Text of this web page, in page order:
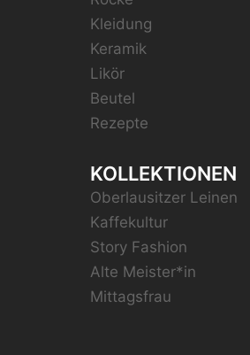
Kleidung
Keramik
Likör
Beutel
Rezepte
KOLLEKTIONEN
Oberlausitzer Leinen
Kaffekultur
Story Fashion
Alte Meister*in
Mittagsfrau